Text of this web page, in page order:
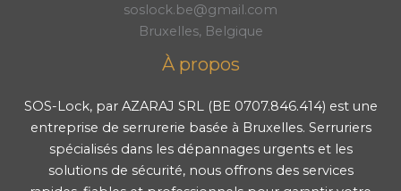
soslock.be@gmail.com
Bruxelles, Belgique
À propos
SOS-Lock, par AZARAJ SRL (BE 0707.846.414) est une
entreprise de serrurerie basée à Bruxelles. Serruriers
spécialisés dans les dépannages urgents et les
solutions de sécurité, nous offrons des services